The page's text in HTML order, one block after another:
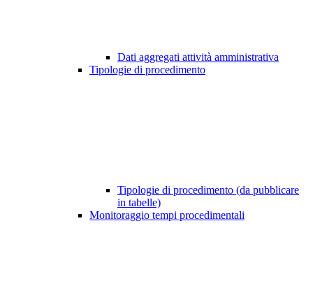
Dati aggregati attività amministrativa
Tipologie di procedimento
Tipologie di procedimento (da pubblicare
in tabelle)
Monitoraggio tempi procedimentali